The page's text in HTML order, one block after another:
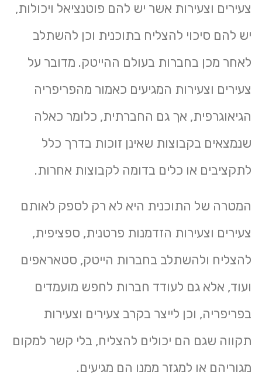
צעירים וצעירות אשר יש להם פוטנציאל ויכולות,
יש להם סיכוי להצליח בתוכנית וכן להשתלב
לאחר מכן בחברות בעולם ההייטק. מדובר על
צעירים וצעירות המגיעים כאמור מהפריפריה
הגיאוגרפית, אך גם החברתית, כלומר כאלה
שנמצאים בקבוצות שאינן זוכות בדרך כלל
לתקציבים או כלים בדומה לקבוצות אחרות.
המטרה של התוכנית היא לא רק לספק לאותם
צעירים וצעירות הזדמנות פרטנית, ספציפית,
להצליח ולהשתלב בחברות הייטק, סטאראפים
ועוד, אלא גם לעודד חברות לחפש מועמדים
בפריפריה, וכן לייצר בקרב צעירים וצעירות
תקווה שגם הם יכולים להצליח, בלי קשר למקום
מגוריהם או למגזר ממנו הם מגיעים.